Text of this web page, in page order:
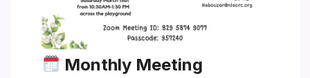
Monthly Meeting